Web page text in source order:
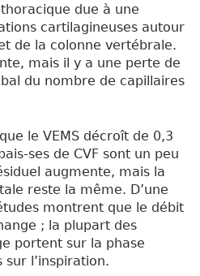
due à une
cartilagineuses autour
de la colonne vertébrale.
mais il y a une perte de
du nombre de capillaires
le VEMS décroît de 0,3
ses de CVF sont un peu
augmente, mais la
reste la même. D’une
montrent que le débit
; la plupart des
portent sur la phase
sur l’inspiration.